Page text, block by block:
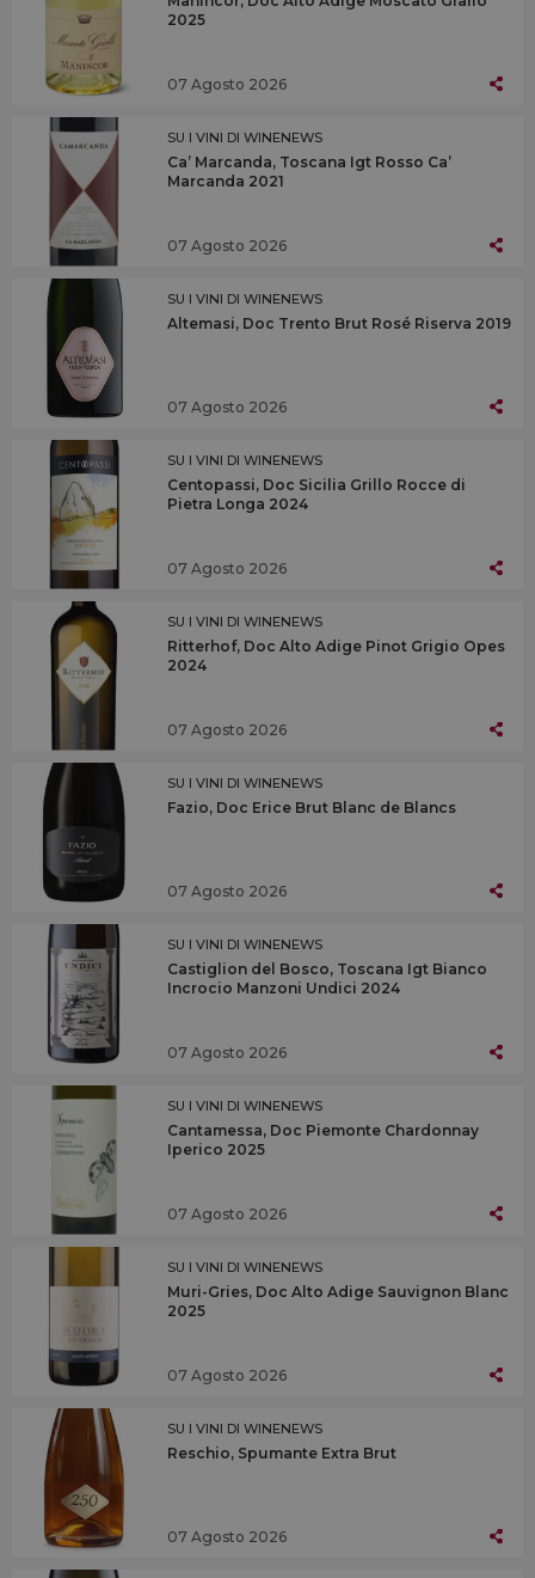
2025
07 Agosto 2026
SU I VINI DI WINENEWS
Ca’ Marcanda, Toscana Igt Rosso Ca’
Marcanda 2021
07 Agosto 2026
SU I VINI DI WINENEWS
Altemasi, Doc Trento Brut Rosé Riserva 2019
07 Agosto 2026
SU I VINI DI WINENEWS
Centopassi, Doc Sicilia Grillo Rocce di
Pietra Longa 2024
07 Agosto 2026
SU I VINI DI WINENEWS
Ritterhof, Doc Alto Adige Pinot Grigio Opes
2024
07 Agosto 2026
SU I VINI DI WINENEWS
Fazio, Doc Erice Brut Blanc de Blancs
07 Agosto 2026
SU I VINI DI WINENEWS
Castiglion del Bosco, Toscana Igt Bianco
Incrocio Manzoni Undici 2024
07 Agosto 2026
SU I VINI DI WINENEWS
Cantamessa, Doc Piemonte Chardonnay
Iperico 2025
07 Agosto 2026
SU I VINI DI WINENEWS
Muri-Gries, Doc Alto Adige Sauvignon Blanc
2025
07 Agosto 2026
SU I VINI DI WINENEWS
Reschio, Spumante Extra Brut
07 Agosto 2026